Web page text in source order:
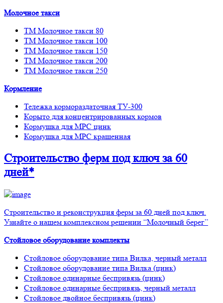
Молочное такси
ТМ Молочное такси 80
ТМ Молочное такси 100
ТМ Молочное такси 150
ТМ Молочное такси 200
ТМ Молочное такси 250
Кормление
Тележка кормораздаточная ТУ-300
Корыто для концентрированных кормов
Кормушка для МРС цинк
Кормушка для МРС крашенная
Строительство фермпод ключ за 60
дней*
Строительство и реконструкция ферм за 60 дней под ключ.
Узнайте о нашем комплексном решении “Молочный берег”
Стойловое оборудование комплекты
Стойловое оборудование типа Вилка, черный металл
Стойловое оборудование типа Вилка (цинк)
Стойловое одинарные беспривязь (цинк)
Стойловое одинарные беспривязь, черный металл
Стойловое двойное беспривязь (цинк)